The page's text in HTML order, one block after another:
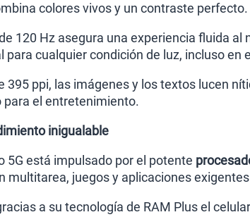
colores vivos y un contraste perfecto.
120 Hz asegura una experiencia fluida
para cualquier condición de luz, incluso en
395 ppi, las imágenes y los textos lucen
el entretenimiento.
inigualable
5G está impulsado por el potente
multitarea, juegos y aplicaciones
a su tecnología de RAM Plus el